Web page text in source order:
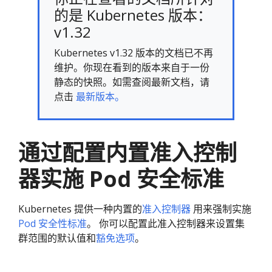
的是 Kubernetes 版本：
v1.32
Kubernetes v1.32 版本的文档已不再
维护。你现在看到的版本来自于一份
静态的快照。如需查阅最新文档，请
点击 最新版本。
通过配置内置准入控制
器实施 Pod 安全标准
Kubernetes 提供一种内置的准入控制器 用来强制实施
Pod 安全性标准。 你可以配置此准入控制器来设置集
群范围的默认值和豁免选项。